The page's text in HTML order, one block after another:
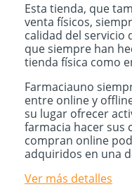
Esta tienda, que
venta físicos,
calidad del servicio
que siempre han
tienda física como
Farmaciauno
entre online y
su lugar ofrecer
farmacia hacer sus
compran online
adquiridos en una
Ver más detalles